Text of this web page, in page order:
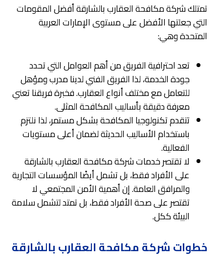
تمتلك شركة مكافحة العقارب بالشارقة أفضل المقومات
التي جعلتها الأفضل على مستوى الإمارات العربية
المتحدة وهي:
تعد احترافية الفريق من أهم العوامل التي تحدد
جودة الخدمة، لذا الفريق الفني لدينا مدرب ومؤهل
للتعامل مع مختلف أنواع العقارب. فخبرة فريقنا تعني
معرفة دقيقة بأساليب المكافحة المثلى.
تتقدم تكنولوجيا المكافحة بشكل مستمر، لذا نلتزم
باستخدام الأساليب الحديثة لضمان أعلى مستويات
الفعالية.
لا تقتصر خدمات شركة مكافحة العقارب بالشارقة
على الأفراد فقط، بل تشمل أيضًا المؤسسات التجارية
والمرافق العامة. إن أهمية الأمن المجتمعي لا
تقتصر على صحة الأفراد فقط، بل تمتد لتشمل سلامة
البيئة ككل.
خطوات شركة مكافحة العقارب بالشارقة